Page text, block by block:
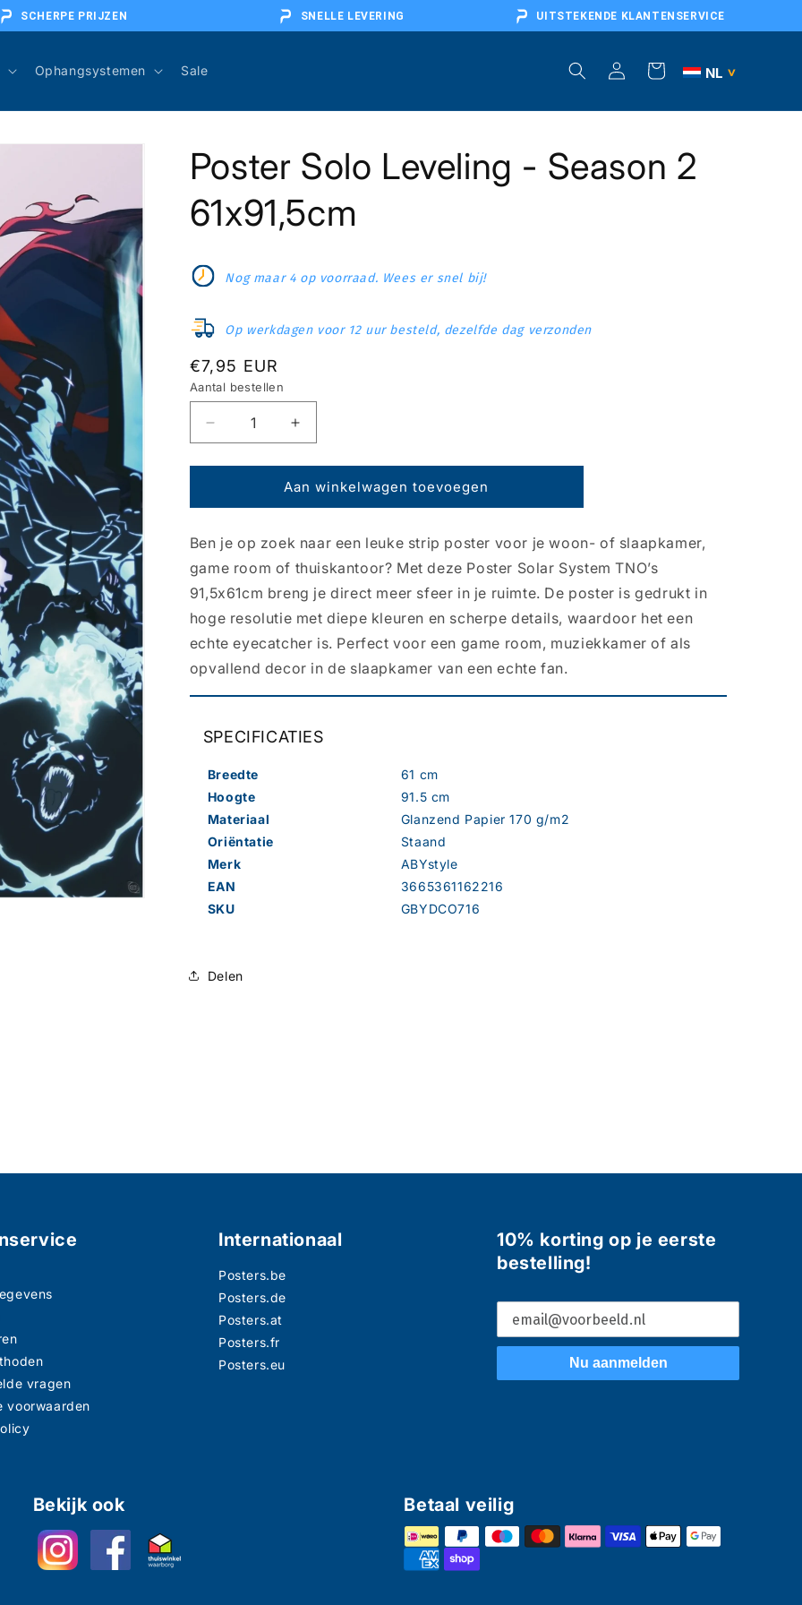
SCHERPE PRIJZEN SNELLE LEVERING UITSTEKENDE KLANTENSERVICE
Ophangsystemen Sale Inloggen
Winkelwagen NL >
BE
Poster Solo Leveling - Season 2
61x91,5cm
Nog maar 4 op voorraad. Wees er snel bij!
Op werkdagen voor 12 uur besteld, dezelfde dag verzonden
Normale
prijs
€7,95 EUR
Aantal bestellen
Aantal
verlagen
voor
Solo
-
Season
61x91,5cm
Aantal
verhogen
voor
Poster
Solo
-
Season
61x91,5cm
Aan winkelwagen toevoegen
Ben je op zoek naar een leuke strip poster voor je woon- of slaapkamer,
game room of thuiskantoor? Met deze Poster Solar System TNO’s
91,5x61cm breng je direct meer sfeer in je ruimte. De poster is gedrukt in
hoge resolutie met diepe kleuren en scherpe details, waardoor het een
echte eyecatcher is. Perfect voor een game room, muziekkamer of als
opvallend decor in de slaapkamer van een echte fan.
SPECIFICATIES
Breedte
61 cm
Hoogte
91.5 cm
Materiaal
Glanzend Papier 170 g/m2
Oriëntatie
Staand
Merk
ABYstyle
EAN
3665361162216
SKU
GBYDCO716
Delen
vragen
voorwaarden
Internationaal
Posters.be
Posters.de
Posters.at
Posters.fr
Posters.eu
10% korting op je eerste
bestelling!
Nu aanmelden
Bekijk ook Betaal veilig